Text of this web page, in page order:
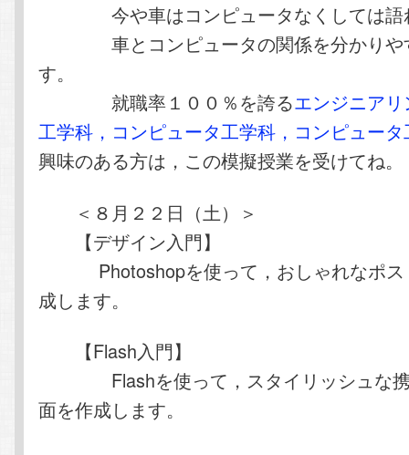
今や車はコンピュータなくしては語
車とコンピュータの関係を分かりや
す。
就職率１００％を誇るエンジニア
工学科，コンピュータ工学科，コンピュー
興味のある方は，この模擬授業を受けてね。
＜８月２２日（土）＞
【デザイン入門】
Photoshopを使って，おしゃれなポス
成します。
【Flash入門】
Flashを使って，スタイリッシュな携
面を作成します。